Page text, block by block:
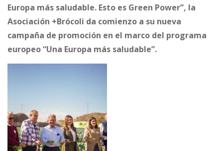
Europa más saludable. Esto es Green Power”, la
Asociación +Brócoli da comienzo a su nueva
campaña de promoción en el marco del programa
europeo “Una Europa más saludable”.